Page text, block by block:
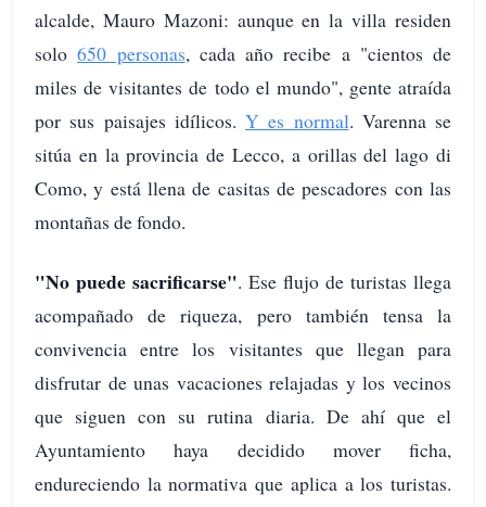
alcalde, Mauro Mazoni: aunque en la villa residen
solo650 personas, cada año recibe a "cientos de
miles de visitantes de todo el mundo", gente atraída
por sus paisajes idílicos. Y es normal. Varenna se
sitúa en la provincia de Lecco, a orillas del lago di
Como, y está llena de casitas de pescadores con las
montañas de fondo.
"No puede sacrificarse". Ese flujo de turistas llega
acompañado de riqueza, pero también tensa la
convivencia entre los visitantes que llegan para
disfrutar de unas vacaciones relajadas y los vecinos
que siguen con su rutina diaria. De ahí que el
Ayuntamiento haya decidido mover ficha,
endureciendo la normativa que aplica a los turistas.